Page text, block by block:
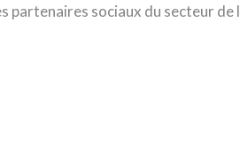
partenaires sociaux du secteur